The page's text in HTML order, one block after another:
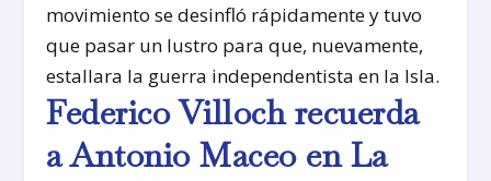
movimiento se desinfló rápidamente y tuvo
que pasar un lustro para que, nuevamente,
estallara la guerra independentista en la Isla.
Federico Villoch recuerda
a Antonio Maceo en La